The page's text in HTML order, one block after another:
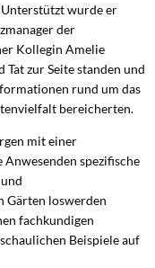
Unterstützt wurde er
der
Kollegin Amelie
zur Seite standen und
rund um das
bereicherten.
mit einer
spezifische
Gärten loswerden
fachkundigen
Beispiele auf